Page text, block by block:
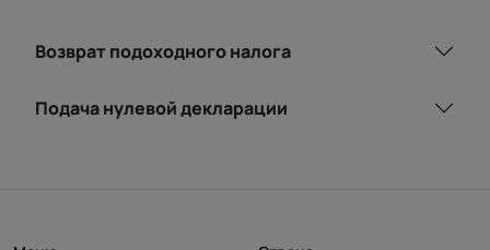
Возврат подоходного налога
Подача нулевой декларации